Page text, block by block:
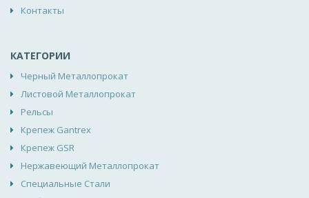
Контакты
КАТЕГОРИИ
Черный Металлопрокат
Листовой Металлопрокат
Рельсы
Крепеж Gantrex
Крепеж GSR
Нержавеющий Металлопрокат
Специальные Стали